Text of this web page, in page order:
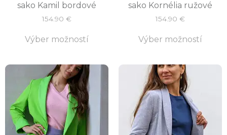
sako Kamil bordové
154.90 €
Výber možností
sako Kornélia ružové
154.90 €
Výber možností